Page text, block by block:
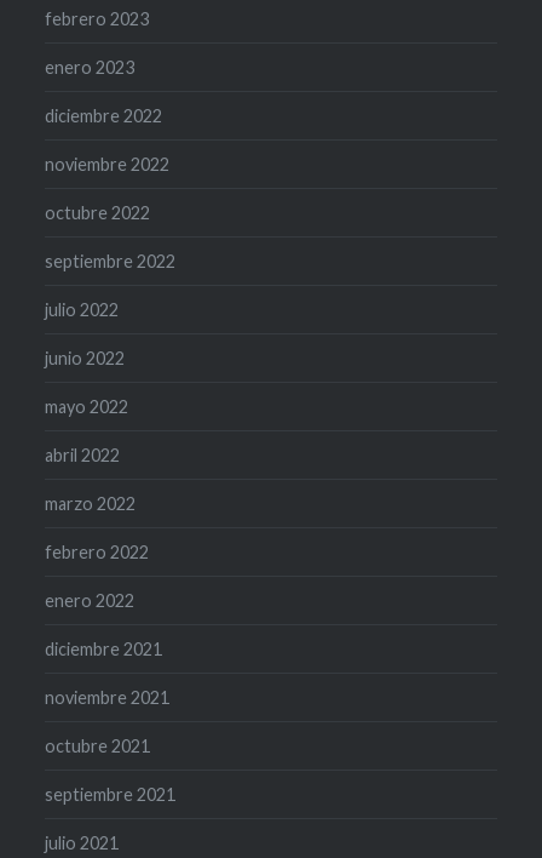
febrero 2023
enero 2023
diciembre 2022
noviembre 2022
octubre 2022
septiembre 2022
julio 2022
junio 2022
mayo 2022
abril 2022
marzo 2022
febrero 2022
enero 2022
diciembre 2021
noviembre 2021
octubre 2021
septiembre 2021
julio 2021